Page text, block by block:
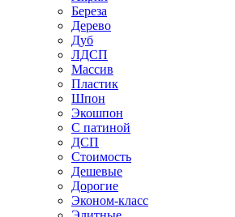
Береза
Дерево
Дуб
ЛДСП
Массив
Пластик
Шпон
Экошпон
С патиной
ДСП
Стоимость
Дешевые
Дорогие
Эконом-класс